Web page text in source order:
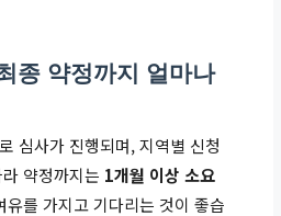
종 약정까지 얼마나
심사가 진행되며, 지역별 신청
약정까지는 1개월 이상 소요
유를 가지고 기다리는 것이 좋습